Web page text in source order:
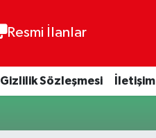
Resmi İlanlar
Gizlilik Sözleşmesi İletişim